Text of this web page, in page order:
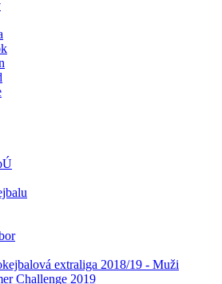
extraliga 2018/19 - Muži
Challenge 2019